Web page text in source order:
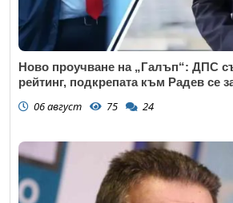
Ново проучване на „Галъп“: ДПС
рейтинг, подкрепата към Радев се
06 август 75 24